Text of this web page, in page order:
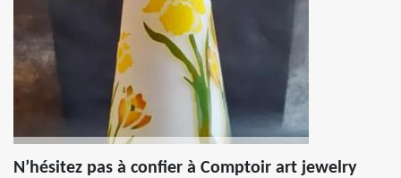
N’hésitez pas à confier à Comptoir art jewelry